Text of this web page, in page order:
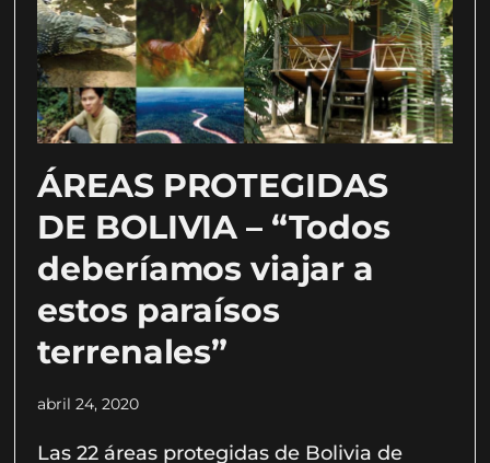
ÁREAS PROTEGIDAS
DE BOLIVIA – “Todos
deberíamos viajar a
estos paraísos
terrenales”
abril 24, 2020
Las 22 áreas protegidas de Bolivia de